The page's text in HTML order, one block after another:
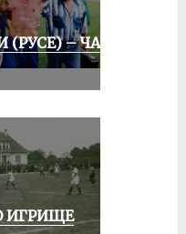
(РУСЕ) – ЧАСТ
ИГРИЩЕ